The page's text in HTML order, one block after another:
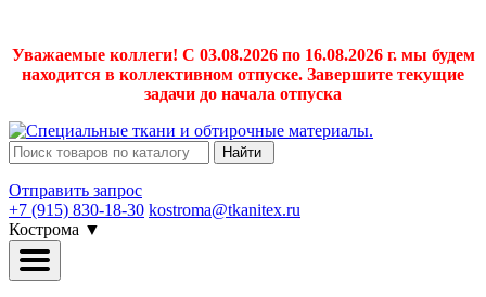
Уважаемые коллеги! С 03.08.2026 по 16.08.2026 г. мы будем
находится в коллективном отпуске. Завершите текущие
задачи до начала отпуска
Найти
Отправить запрос
+7 (915) 830-18-30 kostroma@tkanitex.ru
Кострома ▼